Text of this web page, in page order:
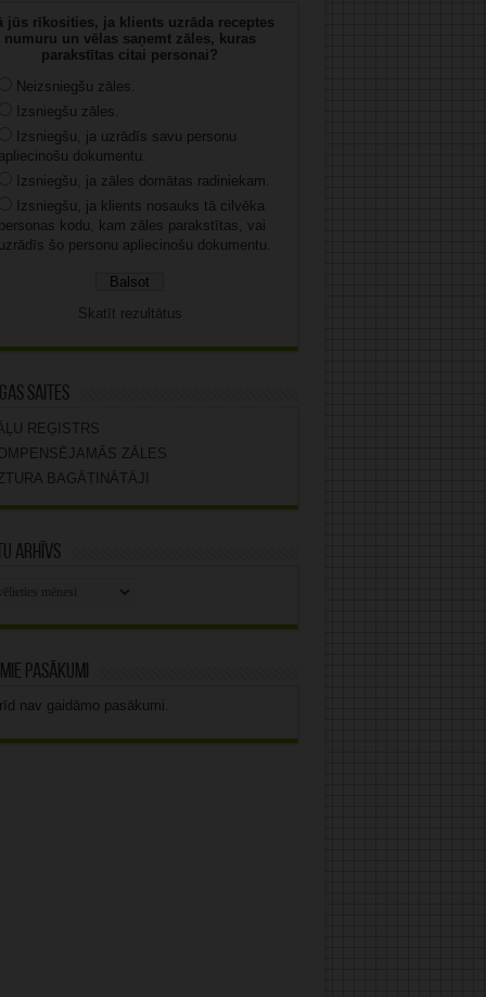
jūs rīkosities, ja klients uzrāda receptes
numuru un vēlas saņemt zāles, kuras
parakstītas citai personai?
Neizsniegšu zāles.
Izsniegšu zāles.
Izsniegšu, ja uzrādīs savu personu
dokumentu.
Izsniegšu, ja zāles domātas radiniekam.
Izsniegšu, ja klients nosauks tā cilvēka
kodu, kam zāles parakstītas, vai
šo personu apliecinošu dokumentu.
Skatīt rezultātus
saites
REĢISTRS
ZĀLES
BAGĀTINĀTĀJI
arhīvs
pasākumi
nav gaidāmo pasākumi.